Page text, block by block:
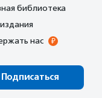
библиотека
нас
Подписаться